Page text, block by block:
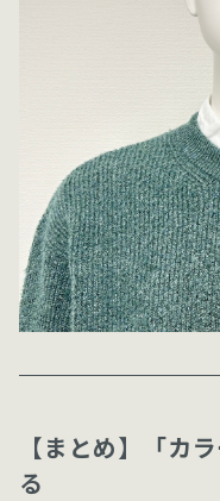
【まとめ】「カ
る